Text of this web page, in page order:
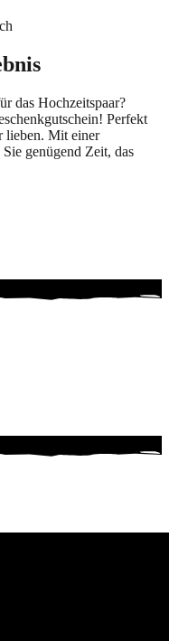
das Hochzeitspaar?
Perfekt
lieben. Mit einer
genügend Zeit, das